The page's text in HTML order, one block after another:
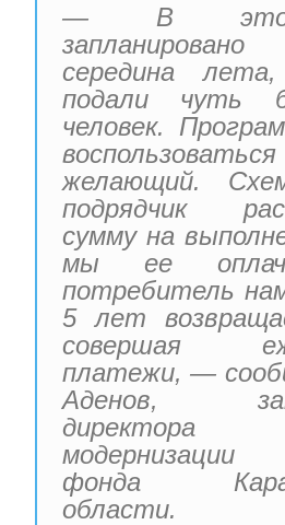
— В
середина
подали чуть
человек.
желающий.
подрядчик
сумму на
мы ее
потребитель
5 лет
совершая
платежи, —
Аденов,
директора
модернизации
фонда
области.